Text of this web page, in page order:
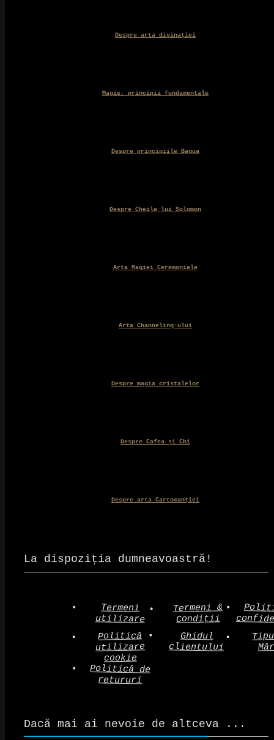
Despre arta divinației
Magie: principii fundamentale
Despre principiile Bagua
Despre Cheile lui Solomon
Arta Magiei Ceremoniale
Arta Channeling-ului
Despre magia cristalelor
Despre Cafea și Chi
Despre arta Cartomanției
La dispoziția dumneavoastră!
Termeni
utilizare
Termeni &
Condiții
Politică
utilizare
cookie
Ghidul
clientului
Politică de
retururi
Dacă mai ai nevoie de altceva ...